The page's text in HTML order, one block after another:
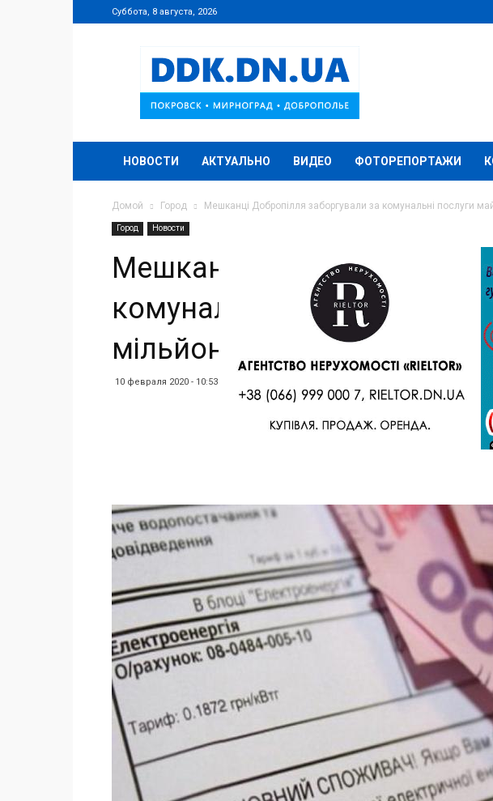
Суббота, 8 августа, 2026
DDK.DN.UA
НОВОСТИ АКТУАЛЬНО ВИДЕО ФОТОРЕПОРТАЖИ
Домой Город Мешканці Добропілля заборгували за комунальні послуги
Город Новости
Мешканці Добропілля
комунальні послуги
мільйонів гривень
10 февраля 2020 - 10:53